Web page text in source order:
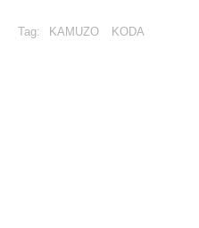
Tag: KAMUZO KODA